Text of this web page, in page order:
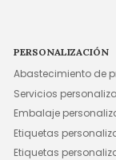
PERSONALIZACIÓN
Abastecimiento de
Servicios
Embalaje
Etiquetas
Etiquetas